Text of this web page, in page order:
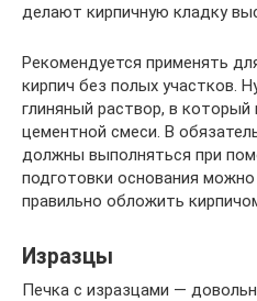
делают кирпичную кладку
Рекомендуется применять
кирпич без полых участков.
глиняный раствор, в
цементной смеси. В
должны выполняться при
подготовки основания
правильно обложить
Изразцы
Печка с изразцами —